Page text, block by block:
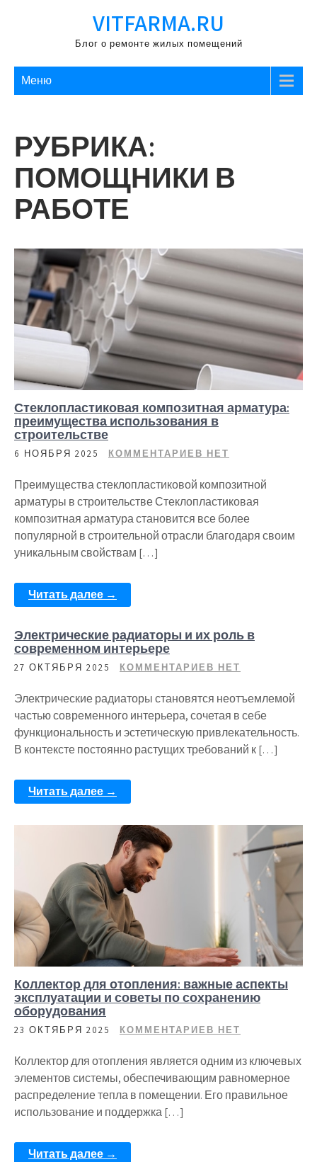
VITFARMA.RU
Блог о ремонте жилых помещений
Меню
РУБРИКА:
ПОМОЩНИКИ В
РАБОТЕ
Стеклопластиковая композитная арматура:
преимущества использования в
строительстве
6 НОЯБРЯ 2025 КОММЕНТАРИЕВ НЕТ
Преимущества стеклопластиковой композитной
арматуры в строительстве Стеклопластиковая
композитная арматура становится все более
популярной в строительной отрасли благодаря своим
уникальным свойствам […]
Читать далее →
Электрические радиаторы и их роль в
современном интерьере
27 ОКТЯБРЯ 2025 КОММЕНТАРИЕВ НЕТ
Электрические радиаторы становятся неотъемлемой
частью современного интерьера, сочетая в себе
функциональность и эстетическую привлекательность.
В контексте постоянно растущих требований к […]
Читать далее →
Коллектор для отопления: важные аспекты
эксплуатации и советы по сохранению
оборудования
23 ОКТЯБРЯ 2025 КОММЕНТАРИЕВ НЕТ
Коллектор для отопления является одним из ключевых
элементов системы, обеспечивающим равномерное
распределение тепла в помещении. Его правильное
использование и поддержка […]
Читать далее →